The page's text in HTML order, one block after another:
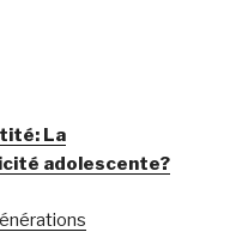
La
adolescente?